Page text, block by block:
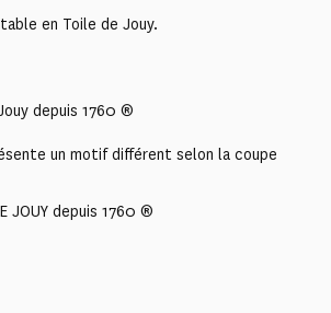
en Toile de Jouy.
depuis 1760 ®
un motif différent selon la coupe
JOUY depuis 1760 ®